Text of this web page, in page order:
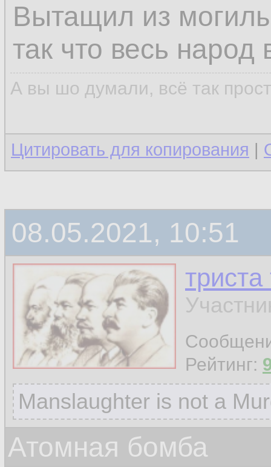
Вытащил из
так что весь народ
А вы шо думали, всё так
Цитировать для копирования |
08.05.2021, 10:51
Рейтинг:
Manslaughter is not a
Атомная бомба